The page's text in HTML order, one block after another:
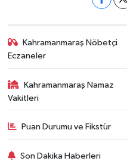
Kahramanmaraş Nöbetçi
Eczaneler
Kahramanmaraş Namaz
Vakitleri
Puan Durumu ve Fikstür
Son Dakika Haberleri